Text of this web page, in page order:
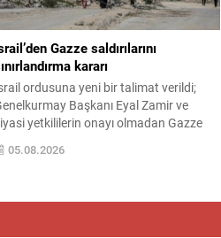
Gazze saldırılarını
kararı
ordusuna yeni bir talimat verildi;
Başkanı Eyal Zamir ve
yetkililerin onayı olmadan Gazze
kasıtlı ‘suikast’ veya nokta
operasyonlara izin verilmeyeceği
05.08.2026